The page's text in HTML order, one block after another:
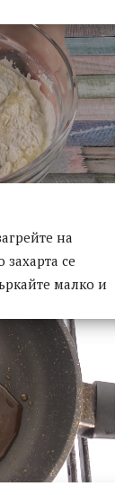
на
се
малко и